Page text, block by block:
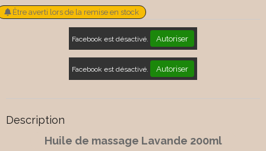
Être averti lors de la remise en stock
Facebook est désactivé. Autoriser
Facebook est désactivé. Autoriser
Description
Huile de massage Lavande 200ml